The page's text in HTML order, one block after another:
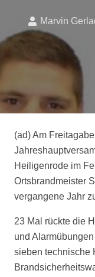
Marvin
(ad) Am
Heiligenrode im
Ortsbrandmeister
vergangene Jahr
23 Mal rückte die
und
sieben technische